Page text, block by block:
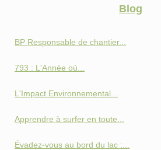
Blog
BP Responsable de chantier...
793 : L'Année où...
L'Impact Environnemental...
Apprendre à surfer en toute...
Évadez-vous au bord du lac :...